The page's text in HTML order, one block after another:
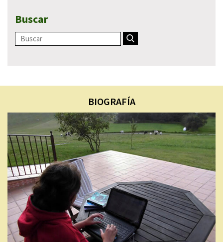
Buscar
BIOGRAFÍA